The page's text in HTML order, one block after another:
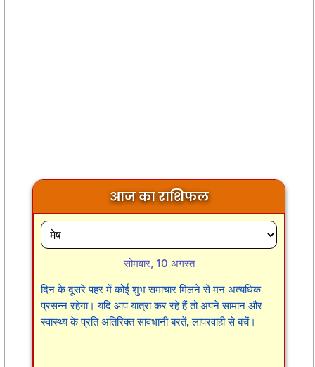
आज का राशिफल
सोमवार, 10 अगस्त
दिन के दूसरे पहर में कोई शुभ समाचार मिलने से मन अत्यधिक
प्रसन्न रहेगा। यदि आप यात्रा कर रहे हैं तो अपने सामान और
स्वास्थ्य के प्रति अतिरिक्त सावधानी बरतें, लापरवाही से बचें।